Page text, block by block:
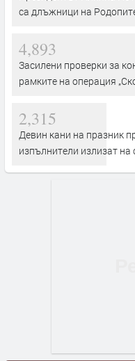
са длъжници на
4,893
Засилени проверки за
рамките на операция
2,315
Девин кани на празник
изпълнители излизат на